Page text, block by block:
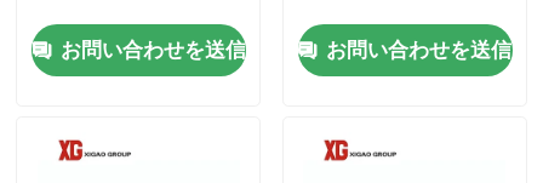
お問い合わせを送信 お問い合わせを送信